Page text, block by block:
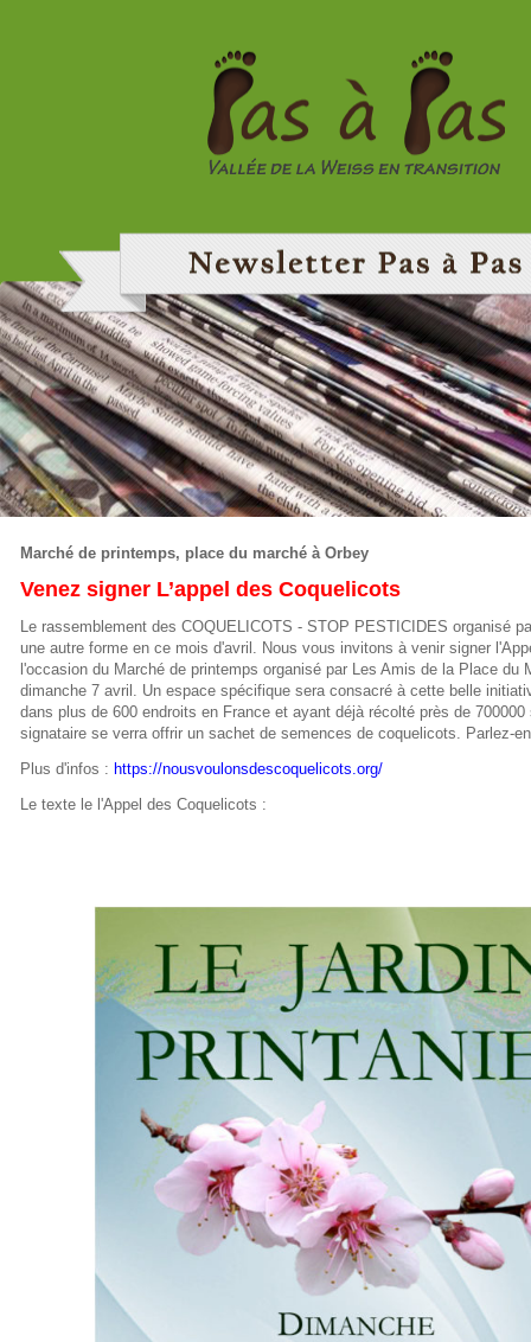
Marché de printemps, place du marché à Orbey
Venez signer L’appel des Coquelicots
Le rassemblement des COQUELICOTS - STOP PESTICIDES organisé
une autre forme en ce mois d'avril. Nous vous invitons à venir signer
l'occasion du Marché de printemps organisé par Les Amis de la Place du
dimanche 7 avril. Un espace spécifique sera consacré à cette belle
dans plus de 600 endroits en France et ayant déjà récolté près de 700000
signataire se verra offrir un sachet de semences de coquelicots. Parlez-
Plus d'infos : https://nousvoulonsdescoquelicots.org/
Le texte le l'Appel des Coquelicots :